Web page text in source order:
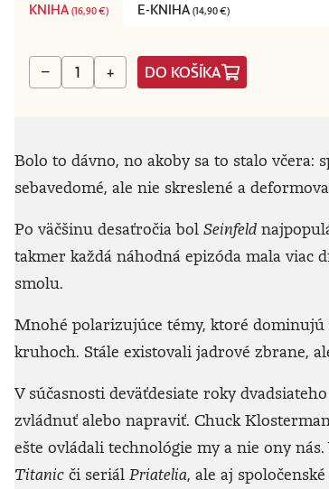
KNIHA (16,90 €) E-KNIHA (14,90 €)
− + DO KOŠÍKA
Bolo to dávno, no akoby sa to stalo
sebavedomé, ale nie skreslené a
Po väčšinu desaťročia bol Seinfeld
takmer každá náhodná epizóda mala viac
smolu.
Mnohé polarizujúce témy, ktoré dominujú
kruhoch. Stále existovali jadrové zbrane,
V súčasnosti deväťdesiate roky
zvládnuť alebo napraviť. Chuck
ešte ovládali technológie my a nie ony nás.
Titanic či seriál Priatelia, ale aj